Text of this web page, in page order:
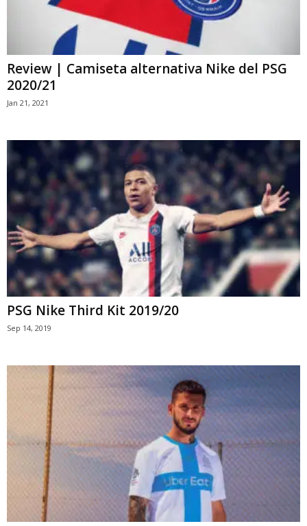
Review | Camiseta alternativa Nike del PSG
2020/21
Jan 21, 2021
PSG Nike Third Kit 2019/20
Sep 14, 2019